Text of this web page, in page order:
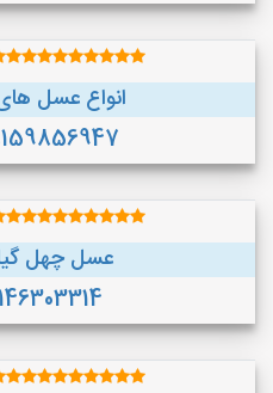
انواع عسل
عسل چهل